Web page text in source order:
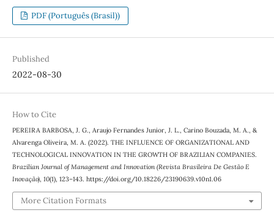
PDF (Português (Brasil))
Published
2022-08-30
How to Cite
PEREIRA BARBOSA, J. G., Araujo Fernandes Junior, J. L., Carino Bouzada, M. A., &
Alvarenga Oliveira, M. A. (2022). THE INFLUENCE OF ORGANIZATIONAL AND
TECHNOLOGICAL INNOVATION IN THE GROWTH OF BRAZILIAN COMPANIES.
Brazilian Journal of Management and Innovation (Revista Brasileira De Gestão E
Inovação), 10(1), 123–143. https://doi.org/10.18226/23190639.v10n1.06
More Citation Formats